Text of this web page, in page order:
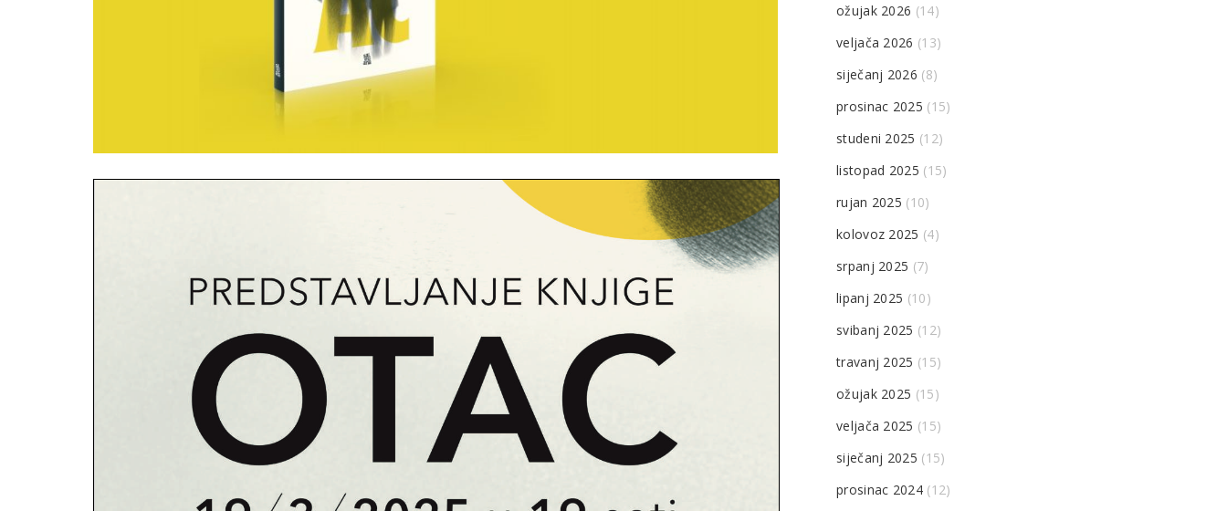
ožujak 2026 (14)
veljača 2026 (13)
siječanj 2026 (8)
prosinac 2025 (15)
studeni 2025 (12)
listopad 2025 (15)
rujan 2025 (10)
kolovoz 2025 (4)
srpanj 2025 (7)
lipanj 2025 (10)
svibanj 2025 (12)
travanj 2025 (15)
ožujak 2025 (15)
veljača 2025 (15)
siječanj 2025 (15)
prosinac 2024(12)